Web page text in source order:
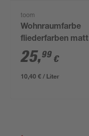
toom
Wohnraumfarbe
fliederfarben matt
l
25,99 €
10,40 € / Liter